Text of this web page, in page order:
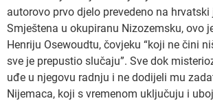
autorovo prvo djelo prevedeno na hrvatski
Smještena u okupiranu Nizozemsku, ovo
Henriju Osewoudtu, čovjeku “koji ne čini
sve je prepustio slučaju”. Sve dok
uđe u njegovu radnju i ne dodijeli mu
Nijemaca, koji s vremenom uključuju i